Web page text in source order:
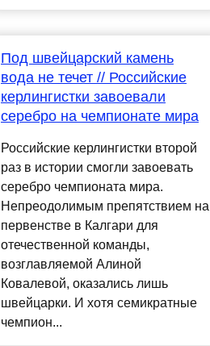
Под швейцарский камень
вода не течет // Российские
керлингистки завоевали
серебро на чемпионате мира
Российские керлингистки второй
раз в истории смогли завоевать
серебро чемпионата мира.
Непреодолимым препятствием на
первенстве в Калгари для
отечественной команды,
возглавляемой Алиной
Ковалевой, оказались лишь
швейцарки. И хотя семикратные
чемпион...